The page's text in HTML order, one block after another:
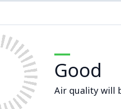
Good
Air quality will